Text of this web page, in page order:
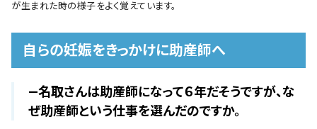
が生まれた時の様子をよく覚えています。
自らの妊娠をきっかけに助産師へ
―名取さんは助産師になって６年だそうですが、な
ぜ助産師という仕事を選んだのですか。